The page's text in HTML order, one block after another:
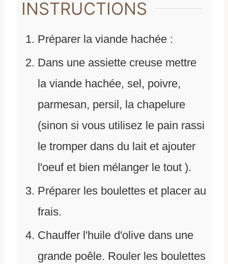
INSTRUCTIONS
Préparer la viande hachée :
Dans une assiette creuse mettre
la viande hachée, sel, poivre,
parmesan, persil, la chapelure
(sinon si vous utilisez le pain rassi
le tromper dans du lait et ajouter
l'oeuf et bien mélanger le tout ).
Préparer les boulettes et placer au
frais.
Chauffer l'huile d'olive dans une
grande poêle. Rouler les boulettes